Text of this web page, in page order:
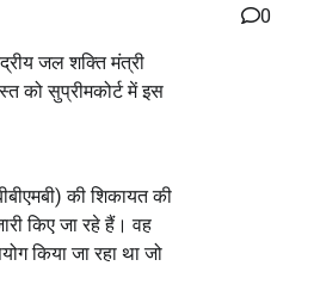
जल शक्ति मंत्री
को सुप्रीमकोर्ट में इस
की शिकायत की
किए जा रहे हैं। वह
किया जा रहा था जो
0